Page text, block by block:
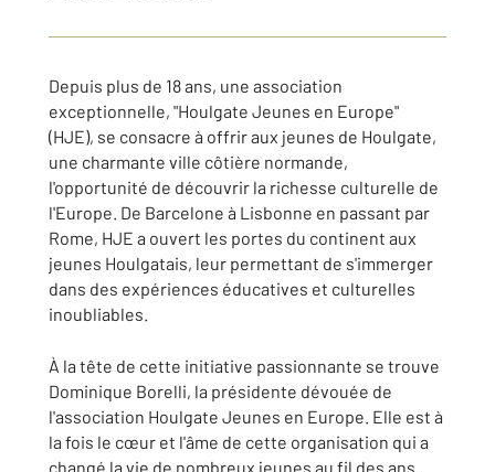
Depuis plus de 18 ans, une association
exceptionnelle, "Houlgate Jeunes en Europe"
(HJE), se consacre à offrir aux jeunes de Houlgate,
une charmante ville côtière normande,
l'opportunité de découvrir la richesse culturelle de
l'Europe. De Barcelone à Lisbonne en passant par
Rome, HJE a ouvert les portes du continent aux
jeunes Houlgatais, leur permettant de s'immerger
dans des expériences éducatives et culturelles
inoubliables.
À la tête de cette initiative passionnante se trouve
Dominique Borelli, la présidente dévouée de
l'association Houlgate Jeunes en Europe. Elle est à
la fois le cœur et l'âme de cette organisation qui a
changé la vie de nombreux jeunes au fil des ans.